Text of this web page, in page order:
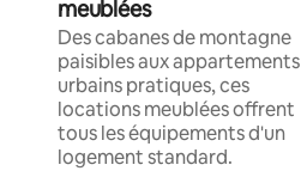
meublées
Des cabanes de montagne
paisibles aux appartements
urbains pratiques, ces
locations meublées offrent
tous les équipements d'un
logement standard.